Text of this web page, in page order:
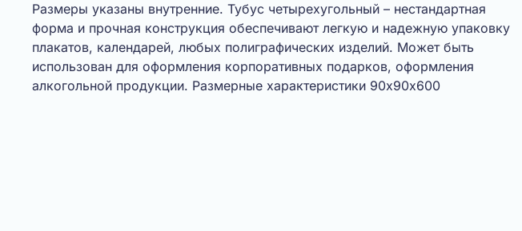
Размеры указаны внутренние. Тубус четырехугольный – нестандартная
форма и прочная конструкция обеспечивают легкую и надежную упаковку
плакатов, календарей, любых полиграфических изделий. Может быть
использован для оформления корпоративных подарков, оформления
алкогольной продукции. Размерные характеристики 90х90х600